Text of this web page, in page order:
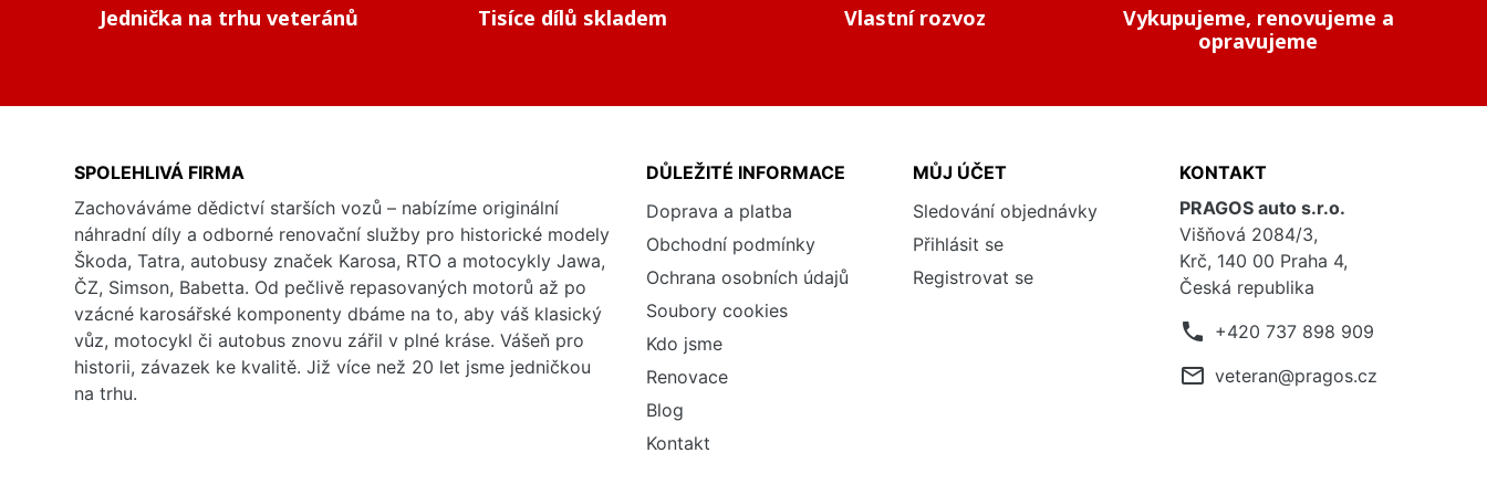
Jednička na trhu veteránů Tisíce dílů skladem Vlastní rozvoz
Vykupujeme, renovujeme a
opravujeme
SPOLEHLIVÁ FIRMA
Zachováváme dědictví starších vozů – nabízíme originální
náhradní díly a odborné renovační služby pro historické modely
Škoda, Tatra, autobusy značek Karosa, RTO a motocykly Jawa,
ČZ, Simson, Babetta. Od pečlivě repasovaných motorů až po
vzácné karosářské komponenty dbáme na to, aby váš klasický
vůz, motocykl či autobus znovu zářil v plné kráse. Vášeň pro
historii, závazek ke kvalitě. Již více než 20 let jsme jedničkou
na trhu.
DŮLEŽITÉ INFORMACE
Doprava a platba
Obchodní podmínky
Ochrana osobních údajů
Soubory cookies
Kdo jsme
Renovace
Blog
Kontakt
MŮJ ÚČET
Sledování objednávky
Přihlásit se
Registrovat se
KONTAKT
PRAGOS auto s.r.o.
Višňová 2084/3,
Krč, 140 00 Praha 4,
Česká republika
phone +420 737 898 909
mail_outline veteran@pragos.cz